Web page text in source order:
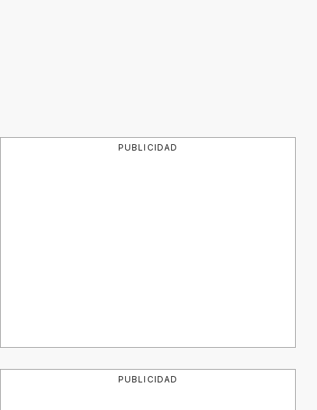
PUBLICIDAD
PUBLICIDAD